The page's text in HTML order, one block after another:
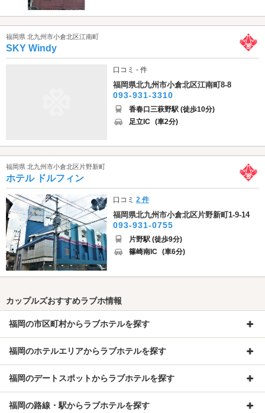
福岡県 北九州市小倉北区江南町
SKY Windy
口コミ - 件
福岡県北九州市小倉北区江南町8-8
093-931-3310
香春口三萩野駅 (徒歩10分)
足立IC (車2分)
福岡県 北九州市小倉北区片野新町
ホテル ドルフィン
口コミ2 件
福岡県北九州市小倉北区片野新町1-9-14
093-931-0755
片野駅 (徒歩9分)
篠崎南IC (車6分)
カップルズおすすめラブホ情報
福岡の市区町村からラブホテルを探す
福岡のホテルエリアからラブホテルを探す
福岡のデートスポットからラブホテルを探す
福岡の路線・駅からラブホテルを探す